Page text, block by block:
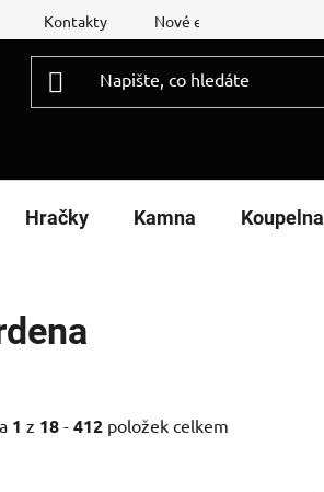
Kontakty Nové energetické štítky
Hračky Kamna Koupelna
1 z 18 - 412 položek celkem